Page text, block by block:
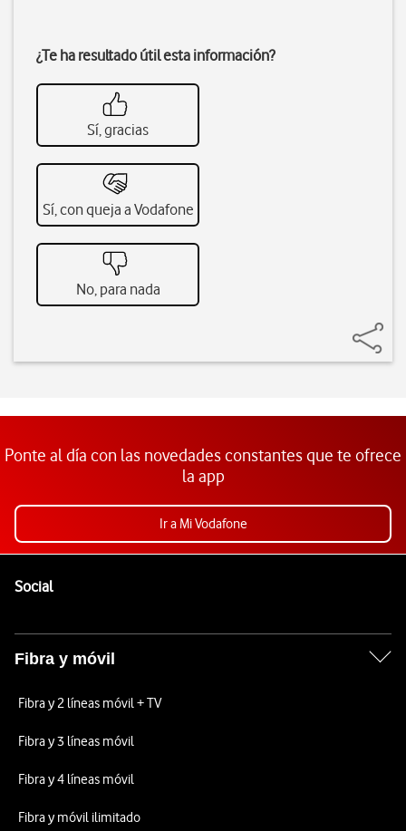
¿Te ha resultado útil esta información?
Sí, gracias
Sí, con queja a Vodafone
No, para nada
Ponte al día con las novedades constantes que te ofrece
la app
Ir a Mi Vodafone
SocialEnlaces a las redes sociales de Vodafone
Fibra y móvil
Fibra y 2 líneas móvil + TV
Fibra y 3 líneas móvil
Fibra y 4 líneas móvil
Fibra y móvil ilimitado